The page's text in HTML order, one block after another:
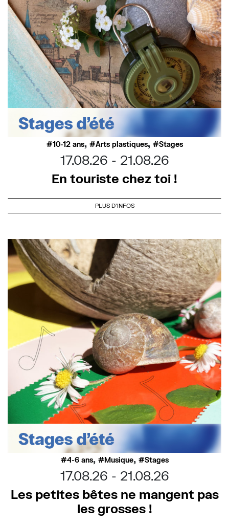
10-12 ans, Arts plastiques, Stages
17.08.26
21.08.26
En touriste chez toi !
PLUS D'INFOS
4-6 ans, Musique, Stages
17.08.26
21.08.26
Les petites bêtes ne mangent pas
les grosses !